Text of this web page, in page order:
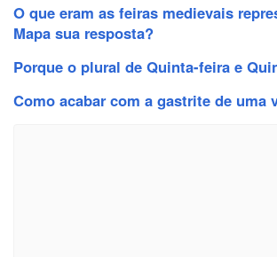
O que eram as feiras medievais
Mapa sua resposta?
Porque o plural de Quinta-feira e
Como acabar com a gastrite de uma